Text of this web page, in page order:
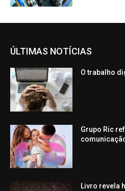
ÚLTIMAS NOTÍCIAS
O trabalho
Grupo Ric
Livro revela